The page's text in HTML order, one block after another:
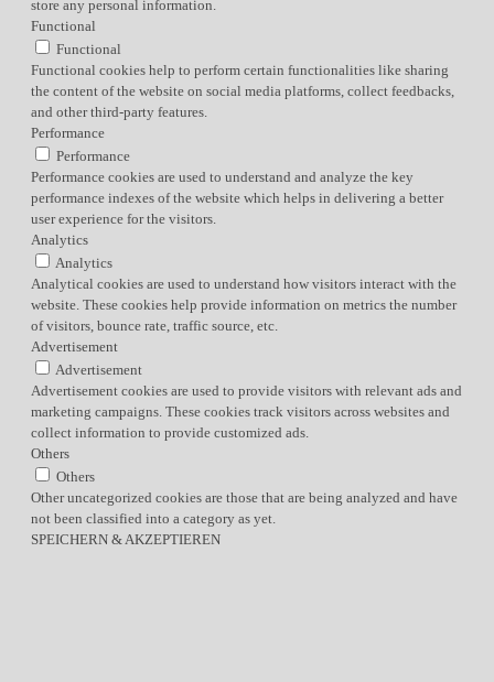
store any personal information.
Functional
Functional
Functional cookies help to perform certain functionalities like sharing
the content of the website on social media platforms, collect feedbacks,
and other third-party features.
Performance
Performance
Performance cookies are used to understand and analyze the key
performance indexes of the website which helps in delivering a better
user experience for the visitors.
Analytics
Analytics
Analytical cookies are used to understand how visitors interact with the
website. These cookies help provide information on metrics the number
of visitors, bounce rate, traffic source, etc.
Advertisement
Advertisement
Advertisement cookies are used to provide visitors with relevant ads and
marketing campaigns. These cookies track visitors across websites and
collect information to provide customized ads.
Others
Others
Other uncategorized cookies are those that are being analyzed and have
not been classified into a category as yet.
SPEICHERN & AKZEPTIEREN